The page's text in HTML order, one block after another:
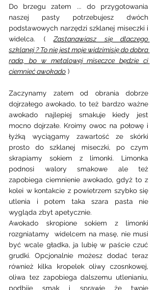
Do brzegu zatem ... do przygotowania
naszej pasty potrzebujesz dwóch
podstawowych narzędzi szklanej miseczki i
widelca. ( Zastanawiasz się dlaczego
szklanej ? To nie jest moje widzimisię do dobra
rada, bo w metalowej miseczce będzie ci
ciemnieć awokado )
Zaczynamy zatem od obrania dobrze
dojrzałego awokado, to też bardzo ważne
awokado najlepiej smakuje kiedy jest
mocno dojrzałe. Kroimy owoc na połowę i
łyżką wyciągamy zawartość ze skórki
prosto do szklanej miseczki, po czym
skrapiamy sokiem z limonki. Limonka
podnosi walory smakowe ale też
zapobiega ciemnienie awokado, gdyż to z
kolei w kontakcie z powietrzem szybko się
utlenia i potem taka szara pasta nie
wygląda zbyt apetycznie.
Awokado skropione sokiem z limonki
rozgniatamy  widelcem na masę, nie musi
być wcale gładka, ja lubię w paście czuć
grudki. Opcjonalnie możesz dodać teraz
również kilka kropelek oliwy czosnkowej,
oliwa tez zapobiega dalszemu utlenianiu,
podbije smak i sprawie że twoje